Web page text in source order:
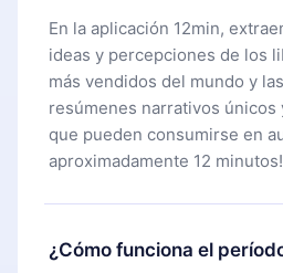
En la aplicación 12min,
ideas y percepciones de los
más vendidos del mundo y
resúmenes narrativos únicos
que pueden consumirse en
aproximadamente 12 minutos!
¿Cómo funciona el